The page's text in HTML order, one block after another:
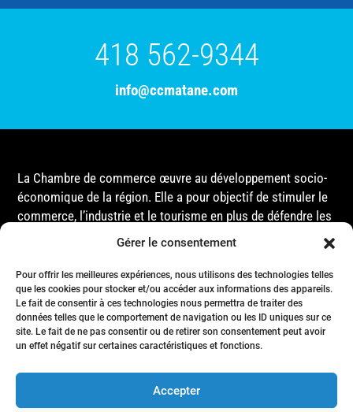
Gérer le consentement
Pour offrir les meilleures expériences, nous utilisons des technologies telles
que les cookies pour stocker et/ou accéder aux informations des appareils.
Le fait de consentir à ces technologies nous permettra de traiter des
données telles que le comportement de navigation ou les ID uniques sur ce
site. Le fait de ne pas consentir ou de retirer son consentement peut avoir
un effet négatif sur certaines caractéristiques et fonctions.
Accepter
418 562-9344
info@ccmatane.com
La Chambre de commerce œuvre au développement socio-
économique de la région. Elle a pour objectif de stimuler le
commerce, l’industrie et le tourisme en plus de défendre les
intérêts de ses membres et de l’ensemble de la
gouvernementales, que ce soit au niveau municipal,
provincial ou fédéral.
Accueil
Membres